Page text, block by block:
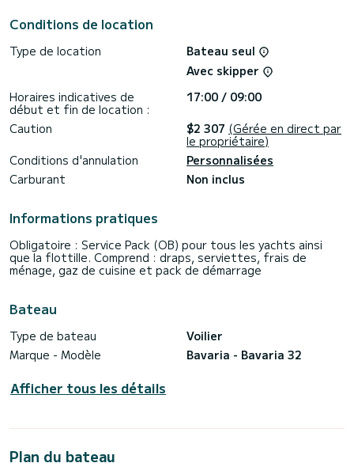
Bluetooth.
Nous vous invitons à demander un devis directement via la
plateforme, nous vous recontacterons avec nos meilleures
Conditions de location
Type de location
Bateau seul
Avec skipper
Horaires indicatives de
début et fin de location :
17:00 / 09:00
Caution
$2 307 (Gérée en direct par
le propriétaire)
Conditions d'annulation
Personnalisées
Carburant
Non inclus
Informations pratiques
Obligatoire : Service Pack (OB) pour tous les yachts ainsi
que la flottille. Comprend : draps, serviettes, frais de
ménage, gaz de cuisine et pack de démarrage
Bateau
Type de bateau
Voilier
Marque - Modèle
Bavaria - Bavaria 32
Afficher tous les détails
Plan du bateau